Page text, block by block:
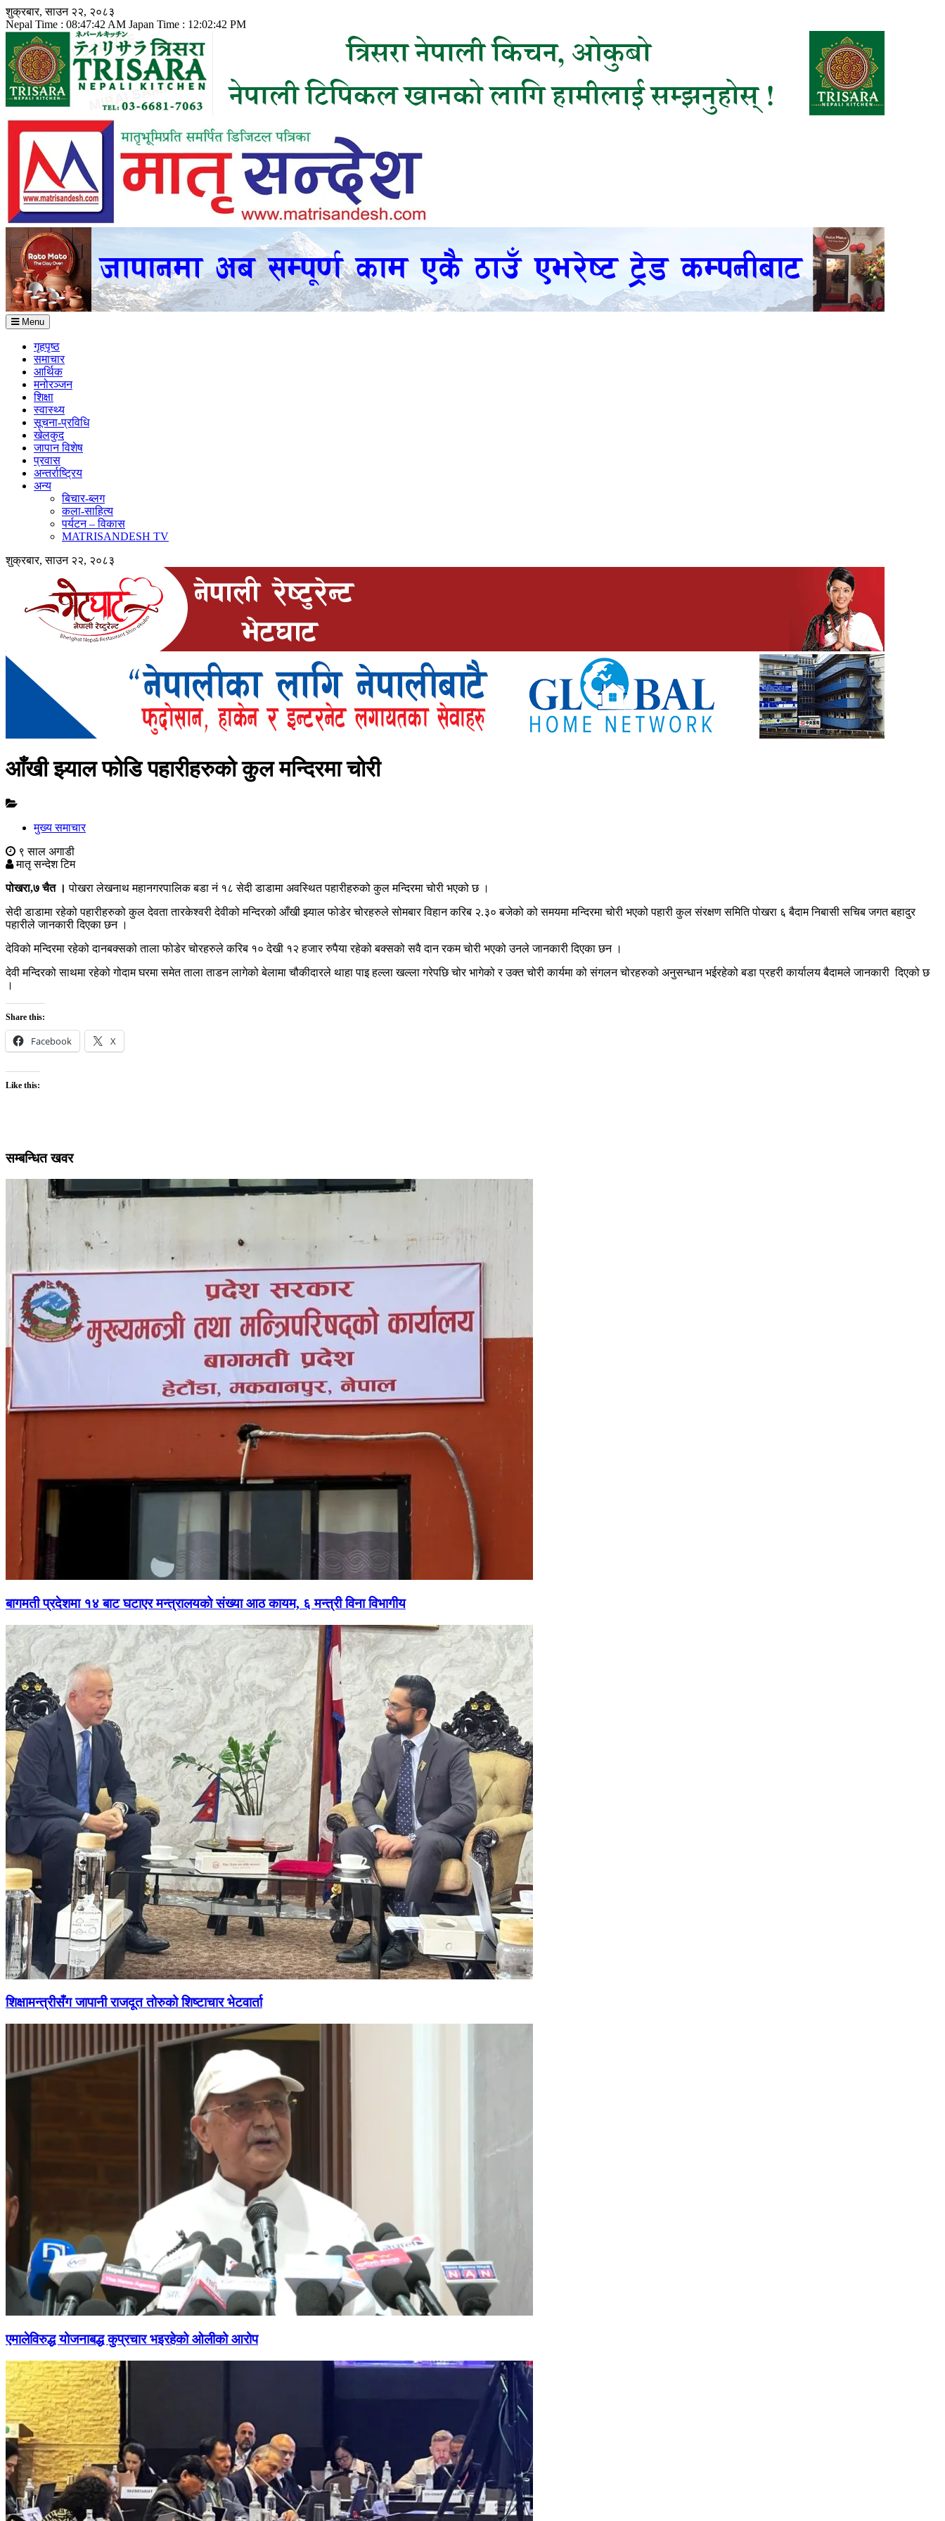
Skip
to
content
शुक्रबार, साउन २२, २०८३
Nepal Time : 08:47:44 AM Japan Time : 12:02:44 PM
Menu
गृहपृष्ठ
समाचार
आर्थिक
मनोरञ्जन
शिक्षा
स्वास्थ्य
सूचना-प्रविधि
खेलकुद
जापान विशेष
प्रवास
अन्तर्राष्ट्रिय
अन्य
बिचार-ब्लग
कला-साहित्य
पर्यटन – विकास
MATRISANDESH TV
शुक्रबार, साउन २२, २०८३
आँखी झ्याल फोडि पहारीहरुको कुल मन्दिरमा चोरी
मुख्य समाचार
९ साल अगाडी
मातृ सन्देश टिम
पोखरा,७ चैत । पोखरा लेखनाथ महानगरपालिक बडा नं १८ सेदी डाडामा अवस्थित पहारीहरुको कुल मन्दिरमा चोरी भएको छ ।
सेदी डाडामा रहेको पहारीहरुको कुल देवता तारकेश्वरी देवीको मन्दिरको आँखी झ्याल फोडेर चोरहरुले सोमबार विहान करिब २.३० बजेको को समयमा मन्दिरमा चोरी भएको पहारी कुल संरक्षण समिति पोखरा ६ बैदाम निबासी सचिब जगत बहादुर
पहारीले जानकारी दिएका छन ।
देविको मन्दिरमा रहेको दानबक्सको ताला फोडेर चोरहरुले करिब १० देखी १२ हजार रुपैया रहेको बक्सको सवै दान रकम चोरी भएको उनले जानकारी दिएका छन ।
देवी मन्दिरको साथमा रहेको गोदाम घरमा समेत ताला ताडन लागेको बेलामा चौकीदारले थाहा पाइ हल्ला खल्ला गरेपछि चोर भागेको र उक्त चोरी कार्यमा को संगलन चोरहरुको अनुसन्धान भईरहेको बडा प्रहरी कार्यालय बैदामले जानकारी दिएको छ
।
Share this:
Facebook X
Like this:
सम्बन्धित खवर
बागमती प्रदेशमा १४ बाट घटाएर मन्त्रालयको संख्या आठ कायम, ६ मन्त्री विना विभागीय
शिक्षामन्त्रीसँग जापानी राजदूत तोरुको शिष्टाचार भेटवार्ता
एमालेविरुद्ध योजनाबद्ध कुप्रचार भइरहेको ओलीको आरोप